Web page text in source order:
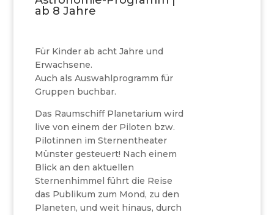
ab 8 Jahre
Für Kinder ab acht Jahre und
Erwachsene.
Auch als Auswahlprogramm für
Gruppen buchbar.
Das Raumschiff Planetarium wird
live von einem der Piloten bzw.
Pilotinnen im Sternentheater
Münster gesteuert! Nach einem
Blick an den aktuellen
Sternenhimmel führt die Reise
das Publikum zum Mond, zu den
Planeten, und weit hinaus, durch